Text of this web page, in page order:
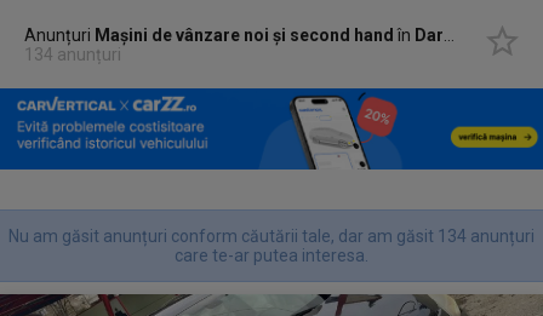
Anunțuri Mașini de vânzare noi și second hand în Darmanesti, Bacau
134 anunțuri
Nu am găsit anunțuri conform căutării tale, dar am găsit 134 anunțuri
care te-ar putea interesa.